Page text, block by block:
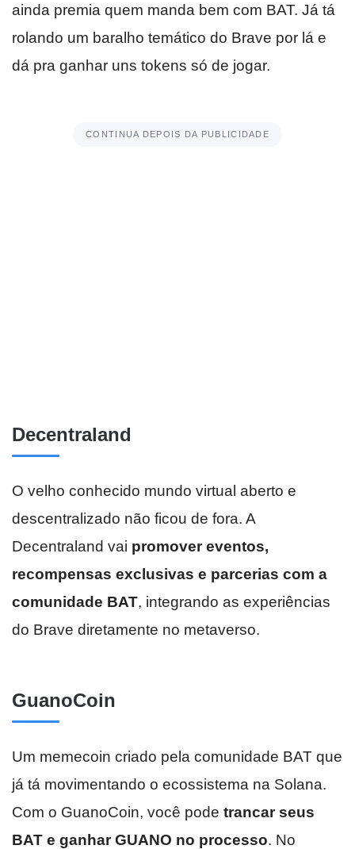
ainda premia quem manda bem com BAT. Já tá
rolando um baralho temático do Brave por lá e
dá pra ganhar uns tokens só de jogar.
CONTINUA DEPOIS DA PUBLICIDADE
Decentraland
O velho conhecido mundo virtual aberto e
descentralizado não ficou de fora. A
Decentraland vai promover eventos,
recompensas exclusivas e parcerias com a
comunidade BAT, integrando as experiências
do Brave diretamente no metaverso.
GuanoCoin
Um memecoin criado pela comunidade BAT que
já tá movimentando o ecossistema na Solana.
Com o GuanoCoin, você pode trancar seus
BAT e ganhar GUANO no processo. No